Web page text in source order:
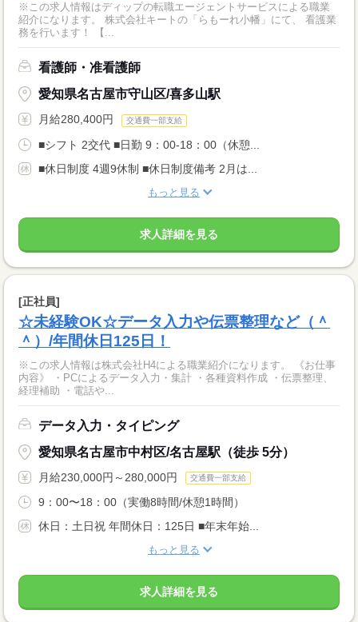
※この求人情報はディップの転職エージェントサービスによる職業
紹介になります。 株式会社キートの「らもーれ小幡」にて、 看護業
務を行います！ 【...
看護師・准看護師
愛知県名古屋市守山区/喜多山駅
月給280,400円 交通費一部支給
■シフト 2交代 ■日勤 9：00-18：00（休憩...
■休日制度 4週9休制 ■休日制度備考 2月は...
もっと見る
求人詳細を見る
[正社員]
☆未経験OK☆データ入力や伝票整理など（＾
＾）/年間休日125日！
※この求人情報は株式会社H4による職業紹介になります。 《お仕事
内容》 ・PCによるデータ入力・集計 ・各種資料作成 ・伝票整理、
経理補助 ・電話や...
データ入力・タイピング
愛知県名古屋市中村区/名古屋駅（徒歩 5分）
月給230,000円～280,000円 交通費一部支給
9：00〜18：00（実働8時間/休憩1時間）
休日：土日祝 年間休日：125日 ■年末年始...
もっと見る
求人詳細を見る